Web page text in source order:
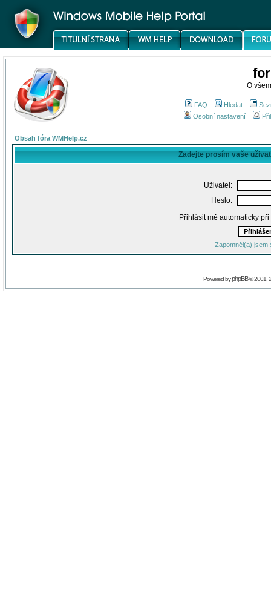
O
FAQ Hledat
Osobní nastavení
Obsah fóra WMHelp.cz
Zadejte prosím vaše
Uživatel:
Heslo:
Přihlásit mě automaticky
Zapomněl(a) jsem
Powered byphpBB© 2001,